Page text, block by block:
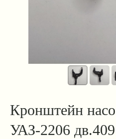
Кронштейн
УАЗ-2206